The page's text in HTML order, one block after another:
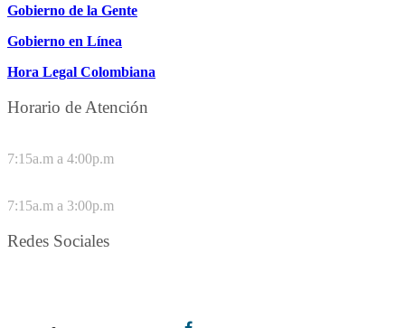
Gobierno de la Gente
Gobierno en Línea
Hora Legal Colombiana
Horario de Atención
7:15a.m a 4:00p.m
7:15a.m a 3:00p.m
Redes Sociales